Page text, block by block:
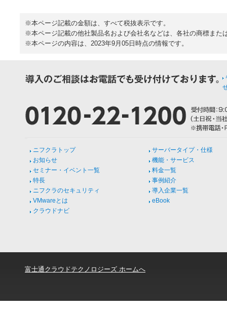
※本ページ記載の金額は、すべて税抜表示です。
※本ページ記載の他社製品名および会社名などは、各社の商標また
※本ページの内容は、2023年9月05日時点の情報です。
ニフクラトップ
お知らせ
セミナー・イベント一覧
特長
ニフクラのセキュリティ
VMwareとは
クラウドナビ
サーバータイプ・仕様
機能・サービス
料金一覧
事例紹介
導入企業一覧
eBook
富士通クラウドテクノロジーズ ホームへ